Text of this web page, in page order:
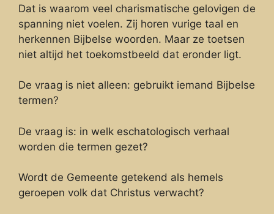
Dat is waarom veel charismatische gelovigen de
spanning niet voelen. Zij horen vurige taal en
herkennen Bijbelse woorden. Maar ze toetsen
niet altijd het toekomstbeeld dat eronder ligt.
De vraag is niet alleen: gebruikt iemand Bijbelse
termen?
De vraag is: in welk eschatologisch verhaal
worden die termen gezet?
Wordt de Gemeente getekend als hemels
geroepen volk dat Christus verwacht?